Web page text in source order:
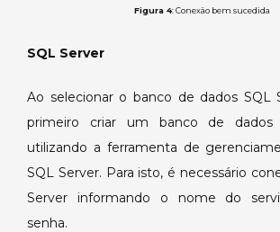
Figura 4: Conexão bem sucedida
SQL Server
Ao selecionar o banco de dados SQL
primeiro criar um banco de dados
utilizando a ferramenta de
SQL Server. Para isto, é necessário
Server informando o nome do
senha.